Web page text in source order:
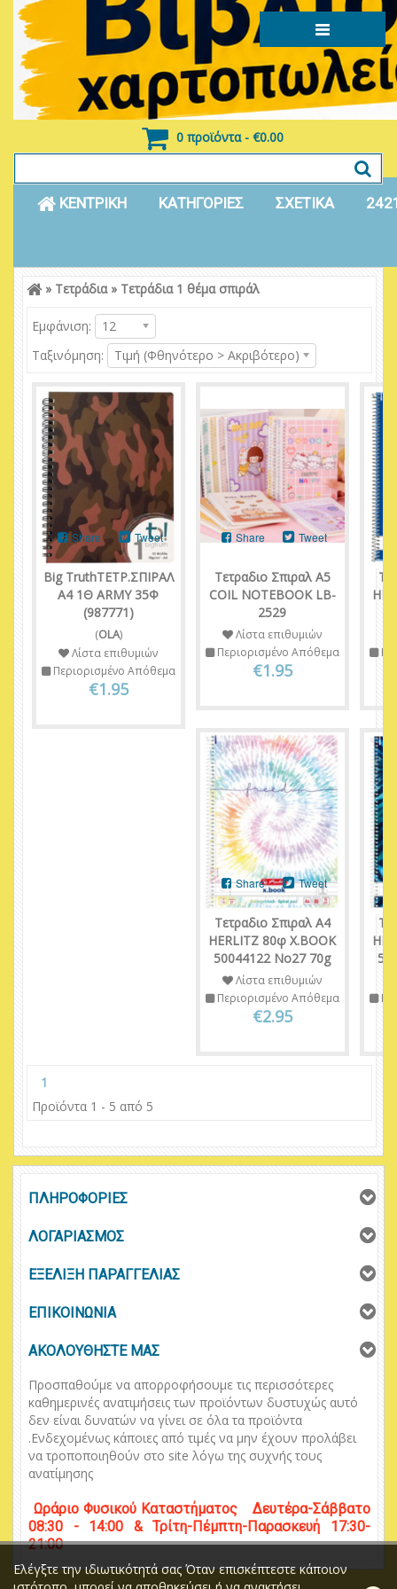
0 προϊόντα - €0.00
ΚΕΝΤΡΙΚΗ ΚΑΤΗΓΟΡΙΕΣ ΣΧΕΤΙΚΑ
Είσοδος Εγγραφή
» Τετράδια» Τετράδια 1 θέμα σπιράλ
Εμφάνιση:
12
Ταξινόμηση:
Τιμή (Φθηνότερο > Ακριβότερο)
Big TruthΤΕΤΡ.ΣΠΙΡΑΛ
Α4 1Θ ARMY 35Φ
(987771)
(OLA)
Share Tweet
Λίστα επιθυμιών
Περιορισμένο Απόθεμα
€1.95
Τετραδιο Σπιραλ Α5
COIL NOTEBOOK LB-
2529
Share Tweet
Λίστα επιθυμιών
Περιορισμένο Απόθεμα
€1.95
Τετραδιο Σπιραλ A4
HERLITZ 80φ X.BOOK
50044122 Νο27 70g
Share Tweet
Λίστα επιθυμιών
Περιορισμένο Απόθεμα
€2.95
1
Προϊόντα 1 - 5 από 5
ΠΛΗΡΟΦΟΡΙΕΣ
ΛΟΓΑΡΙΑΣΜΟΣ
ΕΞΕΛΙΞΗ ΠΑΡΑΓΓΕΛΙΑΣ
ΕΠΙΚΟΙΝΩΝΙΑ
ΑΚΟΛΟΥΘΗΣΤΕ ΜΑΣ
Προσπαθούμε να απορροφήσουμε τις περισσότερες
καθημερινές ανατιμήσεις των προϊόντων δυστυχώς αυτό
δεν είναι δυνατών να γίνει σε όλα τα προϊόντα
.Ενδεχομένως κάποιες από τιμές να μην έχουν προλάβει
να τροποποιηθούν στο site λόγω της συχνής τους
ανατίμησης
Ωράριο Φυσικού Καταστήματος Δευτέρα-Σάββατο
08:30 - 14:00 & Τρίτη-Πέμπτη-Παρασκευή 17:30-
21:00
Ελέγξτε την ιδιωτικότητά σας Όταν επισκέπτεστε κάποιον